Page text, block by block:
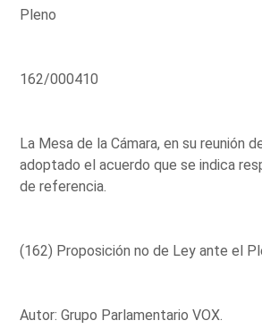
Pleno
162/000410
La Mesa de la Cámara, en su reunión
adoptado el acuerdo que se indica
de referencia.
(162) Proposición no de Ley ante el
Autor: Grupo Parlamentario VOX.